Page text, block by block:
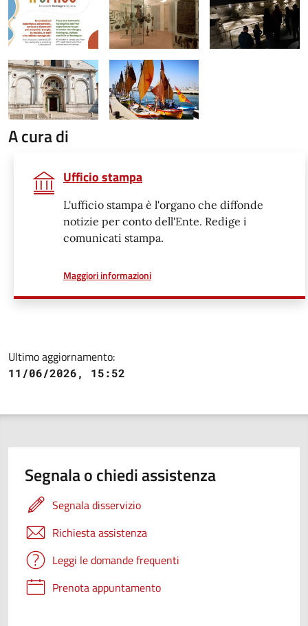
A cura di
Ufficio stampa
L'ufficio stampa è l'organo che diffonde
notizie per conto dell'Ente. Redige i
comunicati stampa.
Maggiori informazionia proposito di
Ultimo aggiornamento:
11/06/2026, 15:52
Segnala o chiedi assistenza
Segnala disservizio
Richiesta assistenza
Leggi le domande frequenti
Prenota appuntamento